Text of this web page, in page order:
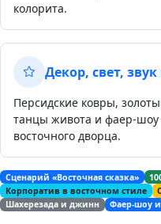
колорита.
Декор, свет,
Персидские ковры,
танцы живота и фаер-
восточного дворца.
Сценарий «Восточная сказка»
Корпоратив в восточном стиле
Шахерезада и джинн
Фаер-шоу